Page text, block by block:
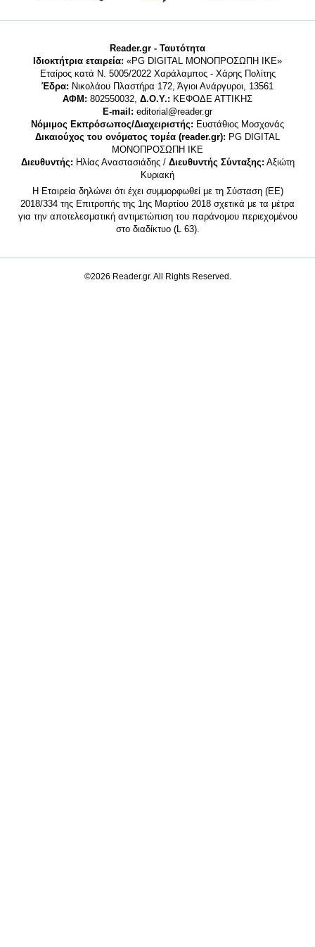
Reader.gr - Ταυτότητα
Ιδιοκτήτρια εταιρεία: «PG DIGITAL MONΟΠΡΟΣΩΠΗ ΙΚΕ»
Εταίρος κατά Ν. 5005/2022 Χαράλαμπος - Χάρης Πολίτης
Έδρα: Νικολάου Πλαστήρα 172, Άγιοι Ανάργυροι, 13561
ΑΦΜ: 802550032, Δ.Ο.Υ.: ΚΕΦΟΔΕ ΑΤΤΙΚΗΣ
E-mail: editorial@reader.gr
Νόμιμος Εκπρόσωπος/Διαχειριστής: Ευστάθιος Μοσχονάς
Δικαιούχος του ονόματος τομέα (reader.gr): PG DIGITAL
MONΟΠΡΟΣΩΠΗ ΙΚΕ
Διευθυντής: Ηλίας Αναστασιάδης / Διευθυντής Σύνταξης: Αξιώτη
Κυριακή
Η Εταιρεία δηλώνει ότι έχει συμμορφωθεί με τη Σύσταση (ΕΕ)
2018/334 της Επιτροπής της 1ης Μαρτίου 2018 σχετικά με τα μέτρα
για την αποτελεσματική αντιμετώπιση του παράνομου περιεχομένου
στο διαδίκτυο (L 63).
©2026 Reader.gr. All Rights Reserved.